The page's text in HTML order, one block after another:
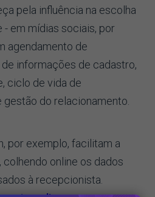
pela influência na escolha
em mídias sociais, por
agendamento de
informações de cadastro,
ciclo de vida de
do relacionamento.
por exemplo, facilitam a
online os dados
à recepcionista.